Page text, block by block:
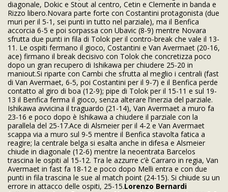
diagonale, Dokic e Stout al centro, Cetin e Clemente in banda e
Rizzo libero.Novara parte forte con Costantini protagonista (due
muri per il 5-1, sei punti in tutto nel parziale), ma il Benfica
accorcia 6-5 e poi sorpassa con Ubavic (8-9) mentre Novara
sfrutta due punti in fila di Tolok per il contro-break che vale il 13-
11. Le ospiti fermano il gioco, Costantini e Van Avermaet (20-16,
ace) firmano il break decisivo con Tolok che concretizza poco
dopo un gran recupero di Ishikawa per chiudere 25-20 in
maniout.Si riparte con Cambi che sfrutta al meglio i centrali (fast
di Van Avermaet, 6-5, poi Costantini per il 9-7) e il Benfica perde
contatto al giro di boa (12-9); pipe di Tolok per il 15-11 e sul 19-
13 il Benfica ferma il gioco, senza alterare l’inerzia del parziale.
Ishikawa avvicina il traguardo (21-14), Van Avermaet a muro fa
23-16 e poco dopo è Ishikawa a chiudere il parziale con la
parallela del 25-17.Ace di Alsmeier per il 4-2 e Van Avermaet
scappa via a muro sul 9-5 mentre il Benfica stavolta fatica a
reagire; la centrale belga si esalta anche in difesa e Alsmeier
chiude in diagonale (12-6) mentre la neoentrata Barcelos
trascina le ospiti al 15-12. Tra le azzurre c’è Carraro in regia, Van
Avermaet in fast fa 18-12 e poco dopo Melli entra e con due
punti in fila trascina le sue al match point (24-15). Si chiude su un
errore in attacco delle ospiti, 25-15.Lorenzo Bernardi